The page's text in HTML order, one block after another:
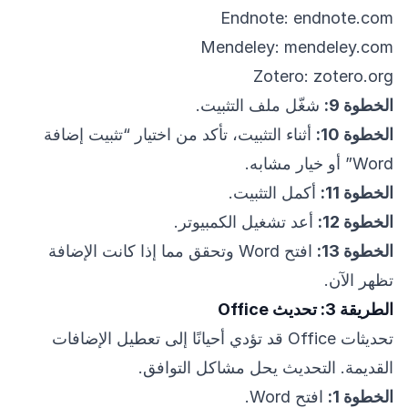
Endnote: endnote.com
Mendeley: mendeley.com
Zotero: zotero.org
الخطوة 9:
شغّل ملف التثبيت.
الخطوة 10:
أثناء التثبيت، تأكد من اختيار “تثبيت إضافة
Word” أو خيار مشابه.
الخطوة 11:
أكمل التثبيت.
الخطوة 12:
أعد تشغيل الكمبيوتر.
الخطوة 13:
افتح Word وتحقق مما إذا كانت الإضافة
تظهر الآن.
الطريقة 3: تحديث Office
تحديثات Office قد تؤدي أحيانًا إلى تعطيل الإضافات
القديمة. التحديث يحل مشاكل التوافق.
الخطوة 1:
افتح Word.